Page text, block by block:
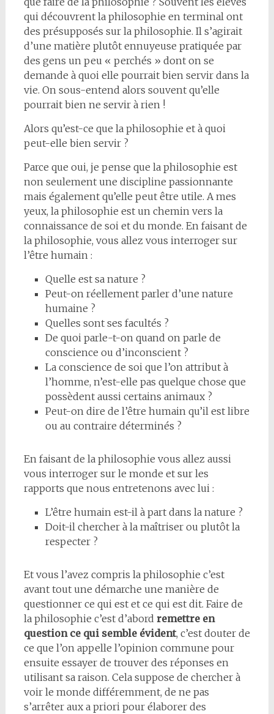
qui découvrent la philosophie en terminal ont
des présupposés sur la philosophie. Il s’agirait
d’une matière plutôt ennuyeuse pratiquée par
des gens un peu « perchés » dont on se
demande à quoi elle pourrait bien servir dans la
vie. On sous-entend alors souvent qu’elle
pourrait bien ne servir à rien !
Alors qu’est-ce que la philosophie et à quoi
peut-elle bien servir ?
Parce que oui, je pense que la philosophie est
non seulement une discipline passionnante
mais également qu’elle peut être utile. A mes
yeux, la philosophie est un chemin vers la
connaissance de soi et du monde. En faisant de
la philosophie, vous allez vous interroger sur
l’être humain :
Quelle est sa nature ?
Peut-on réellement parler d’une nature
humaine ?
Quelles sont ses facultés ?
De quoi parle-t-on quand on parle de
conscience ou d’inconscient ?
La conscience de soi que l’on attribut à
l’homme, n’est-elle pas quelque chose que
possèdent aussi certains animaux ?
Peut-on dire de l’être humain qu’il est libre
ou au contraire déterminés ?
En faisant de la philosophie vous allez aussi
vous interroger sur le monde et sur les
rapports que nous entretenons avec lui :
L’être humain est-il à part dans la nature ?
Doit-il chercher à la maîtriser ou plutôt la
respecter ?
Et vous l’avez compris la philosophie c’est
avant tout une démarche une manière de
questionner ce qui est et ce qui est dit. Faire de
la philosophie c’est d’abord remettre en
question ce qui semble évident, c’est douter de
ce que l’on appelle l’opinion commune pour
ensuite essayer de trouver des réponses en
utilisant sa raison. Cela suppose de chercher à
voir le monde différemment, de ne pas
s’arrêter aux a priori pour élaborer des